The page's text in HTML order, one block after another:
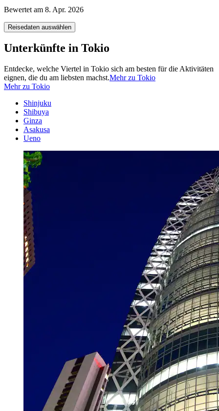
Bewertet am 8. Apr. 2026
Reisedaten auswählen
Unterkünfte in Tokio
Entdecke, welche Viertel in Tokio sich am besten für die Aktivitäten
eignen, die du am liebsten machst.Mehr zu Tokio
Mehr zu Tokio
Shinjuku
Shibuya
Ginza
Asakusa
Ueno